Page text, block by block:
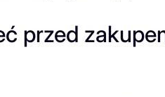
przed